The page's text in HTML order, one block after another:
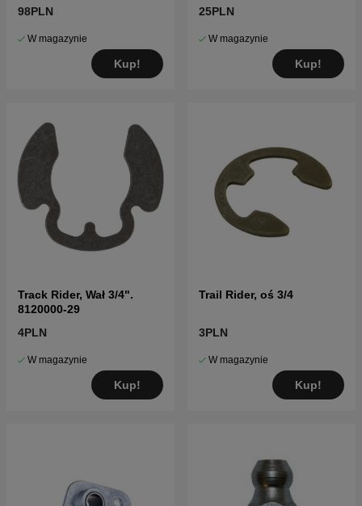
98PLN
W magazynie
Kup!
25PLN
W magazynie
Kup!
Track Rider, Wał 3/4".
8120000-29
4PLN
W magazynie
Kup!
Trail Rider, oś 3/4
3PLN
W magazynie
Kup!